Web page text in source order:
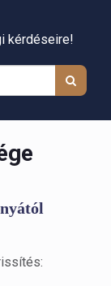
kérdéseire!